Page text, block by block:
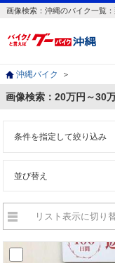
画像検索：沖縄のバイク一覧
沖縄バイク ＞
画像検索：20万円～30
条件を指定して絞り込み
並び替え
リスト表示に切り